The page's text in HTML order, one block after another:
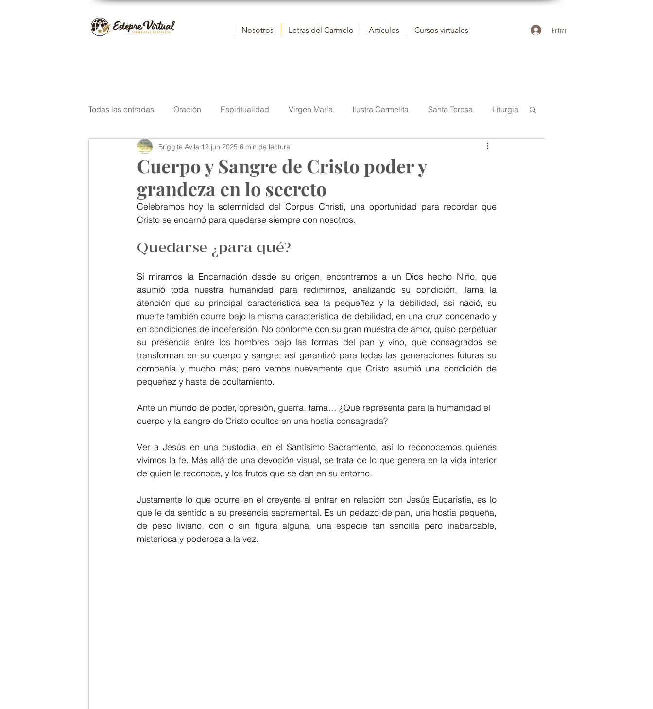
Nosotros Letras del Carmelo Artículos Cursos virtuales Entrar
Todas las entradas Oración Espiritualidad Virgen María Ilustra Carmelita Santa Teresa Liturgia
San José Santos del Carmelo Reflexiones
Navidad Poesía Escritora Iglesia Sumo Pontífice
Palabra de Dios Teresita Reflexión Pastoral Juvenil
Cuerpo y Sangre de Cristo poder y
grandeza en lo secreto
Briggite Avila 19 jun 2025 6 min de lectura
Celebramos hoy la solemnidad del Corpus Christi, una oportunidad para recordar que
Cristo se encarnó para quedarse siempre con nosotros.
Quedarse ¿para qué?
Si miramos la Encarnación desde su origen, encontramos a un Dios hecho Niño, que
asumió toda nuestra humanidad para redimirnos, analizando su condición, llama la
atención que su principal característica sea la pequeñez y la debilidad, así nació, su
muerte también ocurre bajo la misma característica de debilidad, en una cruz condenado y
en condiciones de indefensión. No conforme con su gran muestra de amor, quiso perpetuar
su presencia entre los hombres bajo las formas del pan y vino, que consagrados se
transforman en su cuerpo y sangre; así garantizó para todas las generaciones futuras su
compañía y mucho más; pero vemos nuevamente que Cristo asumió una condición de
pequeñez y hasta de ocultamiento.
Ante un mundo de poder, opresión, guerra, fama… ¿Qué representa para la humanidad el
cuerpo y la sangre de Cristo ocultos en una hostia consagrada?
Ver a Jesús en una custodia, en el Santísimo Sacramento, así lo reconocemos quienes
vivimos la fe. Más allá de una devoción visual, se trata de lo que genera en la vida interior
de quien le reconoce, y los frutos que se dan en su entorno.
Justamente lo que ocurre en el creyente al entrar en relación con Jesús Eucaristía, es lo
que le da sentido a su presencia sacramental. Es un pedazo de pan, una hostia pequeña,
de peso liviano, con o sin figura alguna, una especie tan sencilla pero inabarcable,
misteriosa y poderosa a la vez.